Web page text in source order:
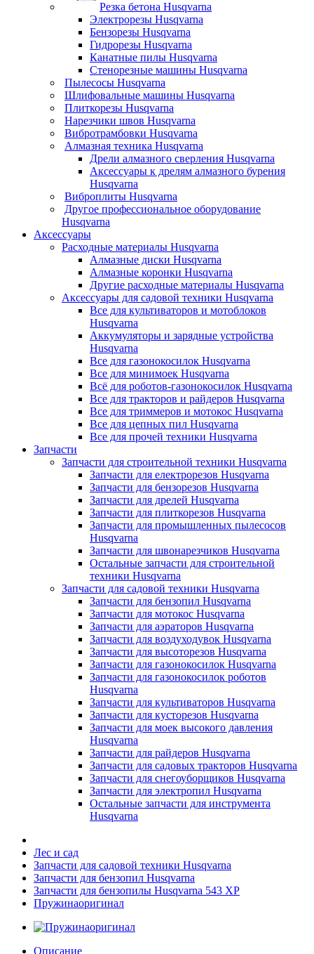
Резка бетона Husqvarna
Электрорезы Husqvarna
Бензорезы Husqvarna
Гидрорезы Husqvarna
Канатные пилы Husqvarna
Стенорезные машины Husqvarna
Пылесосы Husqvarna
Шлифовальные машины Husqvarna
Плиткорезы Husqvarna
Нарезчики швов Husqvarna
Вибротрамбовки Husqvarna
Алмазная техника Husqvarna
Дрели алмазного сверления Husqvarna
Аксессуары к дрелям алмазного бурения
Husqvarna
Виброплиты Husqvarna
Другое профессиональное оборудование
Husqvarna
Аксессуары
Расходные материалы Husqvarna
Алмазные диски Husqvarna
Алмазные коронки Husqvarna
Другие расходные материалы Husqvarna
Аксессуары для садовой техники Husqvarna
Все для культиваторов и мотоблоков
Husqvarna
Аккумуляторы и зарядные устройства
Husqvarna
Все для газонокосилок Husqvarna
Все для минимоек Husqvarna
Всё для роботов-газонокосилок Husqvarna
Все для тракторов и райдеров Husqvarna
Все для триммеров и мотокос Husqvarna
Все для цепных пил Husqvarna
Все для прочей техники Husqvarna
Запчасти
Запчасти для строительной техники Husqvarna
Запчасти для електрорезов Husqvarna
Запчасти для бензорезов Husqvarna
Запчасти для дрелей Husqvarna
Запчасти для плиткорезов Husqvarna
Запчасти для промышленных пылесосов
Husqvarna
Запчасти для швонарезчиков Husqvarna
Остальные запчасти для строительной
техники Husqvarna
Запчасти для садовой техники Husqvarna
Запчасти для бензопил Husqvarna
Запчасти для мотокос Husqvarna
Запчасти для аэраторов Husqvarna
Запчасти для воздуходувок Husqvarna
Запчасти для высоторезов Husqvarna
Запчасти для газонокосилок Husqvarna
Запчасти для газонокосилок роботов
Husqvarna
Запчасти для культиваторов Husqvarna
Запчасти для кусторезов Husqvarna
Запчасти для моек высокого давления
Husqvarna
Запчасти для райдеров Husqvarna
Запчасти для садовых тракторов Husqvarna
Запчасти для снегоуборщиков Husqvarna
Запчасти для электропил Husqvarna
Остальные запчасти для инструмента
Husqvarna
Лес и сад
Запчасти для садовой техники Husqvarna
Запчасти для бензопил Husqvarna
Запчасти для бензопилы Husqvarna 543 XP
Пружинаоригинал
Описание